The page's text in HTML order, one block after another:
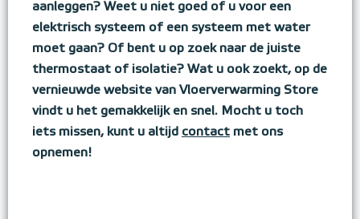
aanleggen? Weet u niet goed of u voor een
elektrisch systeem of een systeem met water
moet gaan? Of bent u op zoek naar de juiste
thermostaat of isolatie? Wat u ook zoekt, op de
vernieuwde website van Vloerverwarming Store
vindt u het gemakkelijk en snel. Mocht u toch
iets missen, kunt u altijd contact met ons
opnemen!